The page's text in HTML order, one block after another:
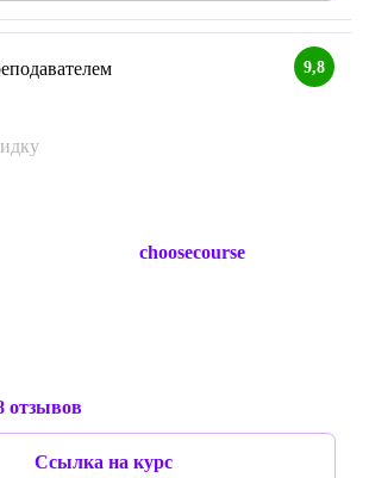
9,8
choosecourse
отзывов
Ссылка на курс